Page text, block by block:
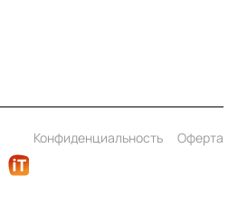
Конфиденциальность
Оферта